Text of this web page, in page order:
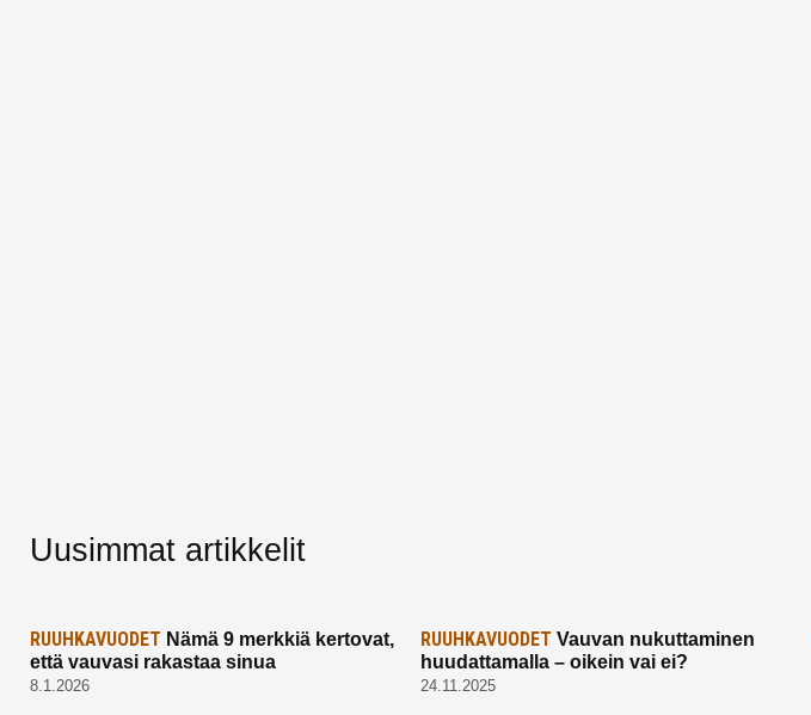
Uusimmat artikkelit
RUUHKAVUODET Nämä 9 merkkiä kertovat,
että vauvasi rakastaa sinua
8.1.2026
RUUHKAVUODET Vauvan nukuttaminen
huudattamalla – oikein vai ei?
24.11.2025